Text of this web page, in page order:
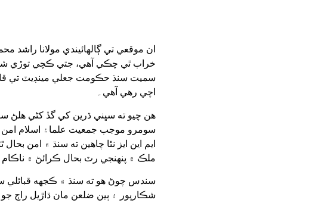
ان موقعي تي ڳالهائيندي مولانا راشد
خراب ٿي چڪي آهي، جتي ڪچي توڙي
سميت سنڌ حڪومت جعلي مينڊيٽ تي
اچي رهي آهي۔
هن چيو ته سڀني ڌرين کي گڏ کڻي هلڻ
سومرو موجب جمعيت علما۽ اسلام امن
ايم اين ايز نٿا چاهين ته سنڌ ۾ امن
ملڪ ۾ پنهنجي رٽ بحال ڪرائڻ ۾
سندس چوڻ هو ته سنڌ ۾ ڪجهه قبائلي
شڪارپور ۽ ٻين ضلعن مان ڌاڙيل راڄ